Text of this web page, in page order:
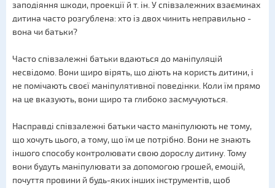
заподіяння шкоди, проекції й т. ін. У співзалежних взаєминах
дитина часто розгублена: хто із двох чинить неправильно -
вона чи батьки?
Часто співзалежні батьки вдаються до маніпуляцій
несвідомо. Вони щиро вірять, що діють на користь дитини, і
не помічають своєї маніпулятивної поведінки. Коли їм прямо
на це вказують, вони щиро та глибоко засмучуються.
Насправді співзалежні батьки часто маніпулюють не тому,
що хочуть цього, а тому, що їм це потрібно. Вони не знають
іншого способу контролювати свою дорослу дитину. Тому
вони будуть маніпулювати за допомогою грошей, емоцій,
почуття провини й будь-яких інших інструментів, щоб